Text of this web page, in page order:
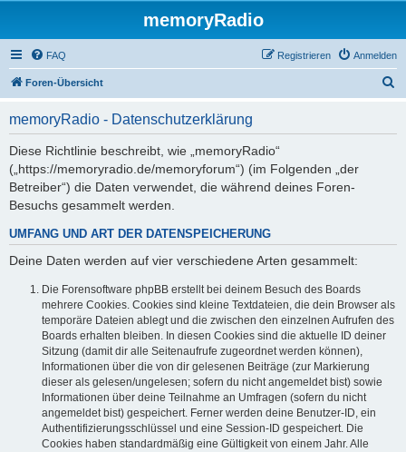
memoryRadio
FAQ Anmelden
Registrieren
Foren-Übersicht
memoryRadio - Datenschutzerklärung
Diese Richtlinie beschreibt, wie „memoryRadio“
(„https://memoryradio.de/memoryforum“) (im Folgenden „der
Betreiber“) die Daten verwendet, die während deines Foren-
Besuchs gesammelt werden.
UMFANG UND ART DER DATENSPEICHERUNG
Deine Daten werden auf vier verschiedene Arten gesammelt:
Die Forensoftware phpBB erstellt bei deinem Besuch des Boards
mehrere Cookies. Cookies sind kleine Textdateien, die dein Browser als
temporäre Dateien ablegt und die zwischen den einzelnen Aufrufen des
Boards erhalten bleiben. In diesen Cookies sind die aktuelle ID deiner
Sitzung (damit dir alle Seitenaufrufe zugeordnet werden können),
Informationen über die von dir gelesenen Beiträge (zur Markierung
dieser als gelesen/ungelesen; sofern du nicht angemeldet bist) sowie
Informationen über deine Teilnahme an Umfragen (sofern du nicht
angemeldet bist) gespeichert. Ferner werden deine Benutzer-ID, ein
Authentifizierungsschlüssel und eine Session-ID gespeichert. Die
Cookies haben standardmäßig eine Gültigkeit von einem Jahr. Alle